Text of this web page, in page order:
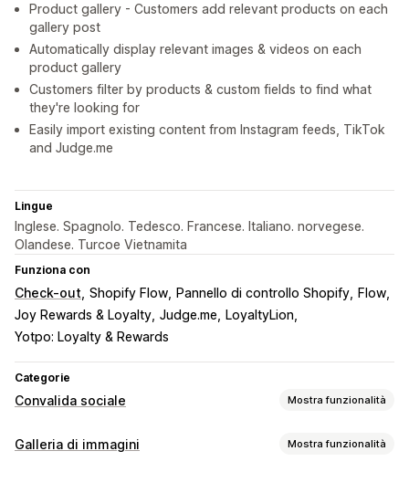
Product gallery - Customers add relevant products on each
gallery post
Automatically display relevant images & videos on each
product gallery
Customers filter by products & custom fields to find what
they're looking for
Easily import existing content from Instagram feeds, TikTok
and Judge.me
Lingue
Inglese. Spagnolo. Tedesco. Francese. Italiano. norvegese.
Olandese. Turcoe Vietnamita
Funziona con
Check-out Shopify Flow Pannello di controllo Shopify
Flow
Joy Rewards & Loyalty Judge.me
LoyaltyLion
Yotpo: Loyalty & Rewards
Categorie
Convalida sociale Mostra funzionalità
Tipi di contenuti
Galleria di immagini Mostra funzionalità